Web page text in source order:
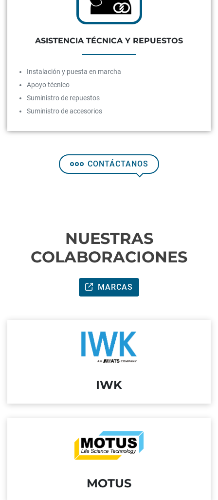
ASISTENCIA TÉCNICA Y REPUESTOS
Instalación y puesta en marcha
Apoyo técnico
Suministro de repuestos
Suministro de accesorios
CONTÁCTANOS
NUESTRAS
COLABORACIONES
MARCAS
IWK
MOTUS